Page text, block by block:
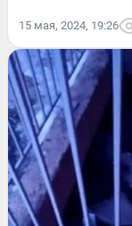
15 мая, 2024, 19:26